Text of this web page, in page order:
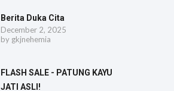
Berita Duka Cita
December 2, 2025
by gkjnehemia
FLASH SALE - PATUNG KAYU
JATI ASLI!